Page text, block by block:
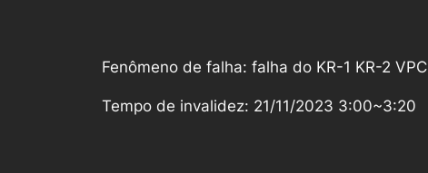
Fenômeno de falha: falha do KR-1 KR-2 VPC
Tempo de invalidez: 21/11/2023 3:00~3:20